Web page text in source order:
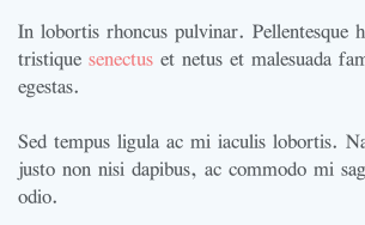
In lobortis rhoncus pulvinar. Pellentesque
tristique senectus et netus et malesuada
egestas.
Sed tempus ligula ac mi iaculis lobortis.
justo non nisi dapibus, ac commodo mi
odio.